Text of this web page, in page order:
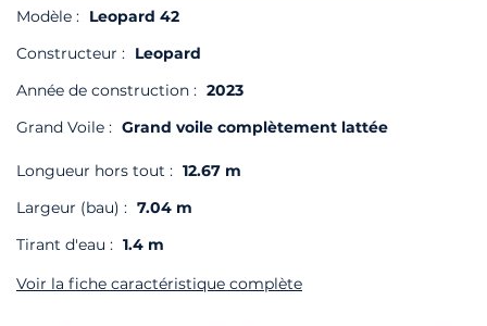
Modèle : Leopard 42
Constructeur : Leopard
Année de construction : 2023
Grand Voile : Grand voile complètement lattée
Longueur hors tout : 12.67 m
Largeur (bau) : 7.04 m
Tirant d'eau : 1.4 m
Voir la fiche caractéristique complète